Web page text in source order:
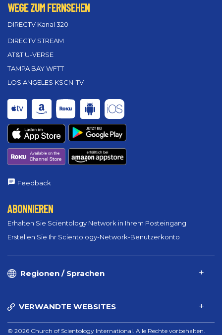
WEGE ZUM FERNSEHEN
DIRECTV Kanal 320
DIRECTV STREAM
AT&T U-VERSE
TAMPA BAY WFTT
LOS ANGELES KSCN-TV
Feedback
ABONNIEREN
Erhalten Sie Scientology Network in Ihrem Posteingang
Erstellen Sie Ihr Scientology-Network-Benutzerkonto
Regionen / Sprachen
VERWANDTE WEBSITES
© 2026 Church of Scientology International. Alle Rechte vorbehalten.